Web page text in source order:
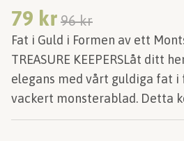
79 kr 96 kr
Fat i Guld i Formen av ett
TREASURE KEEPERSLåt ditt
elegans med vårt guldiga fat
vackert monsterablad. Detta